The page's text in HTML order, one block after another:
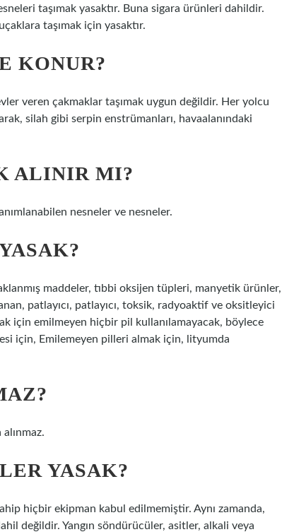
taşımak yasaktır. Buna sigara ürünleri dahildir.
taşımak için yasaktır.
KONUR?
veren çakmaklar taşımak uygun değildir. Her yolcu
silah gibi serpin enstrümanları, havaalanındaki
ALINIR MI?
nesneler ve nesneler.
maddeler, tıbbi oksijen tüpleri, manyetik ürünler,
patlayıcı, patlayıcı, toksik, radyoaktif ve oksitleyici
için emilmeyen hiçbir pil kullanılamayacak, böylece
için, Emilemeyen pilleri almak için, lityumda
YASAK?
hiçbir ekipman kabul edilmemiştir. Aynı zamanda,
değildir. Yangın söndürücüler, asitler, alkali veya